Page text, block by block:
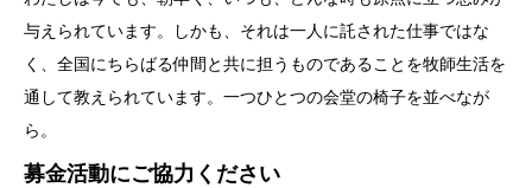
与えられています。しかも、それは一人に託された仕事ではな
く、全国にちらばる仲間と共に担うものであることを牧師生活を
通して教えられています。一つひとつの会堂の椅子を並べなが
ら。
募金活動にご協力ください